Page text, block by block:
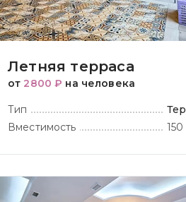
Летняя терраса
от 2800 ₽ на человека
Тип
Вместимость
150